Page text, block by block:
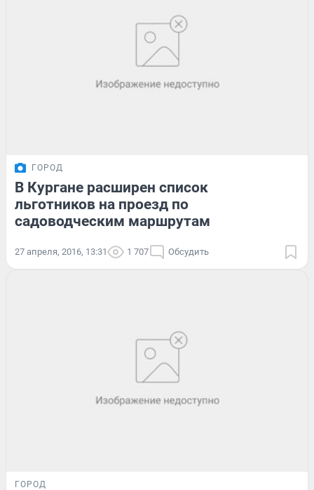
ГОРОД
В Кургане расширен список
льготников на проезд по
садоводческим маршрутам
27 апреля, 2016, 13:31 1 707 Обсудить
ГОРОД